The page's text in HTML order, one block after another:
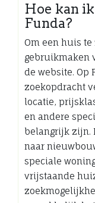
Hoe kan
Funda?
Om een huis
gebruikmaken
de website. Op
zoekopdracht
locatie,
en andere
belangrijk zijn.
naar
speciale
vrijstaande